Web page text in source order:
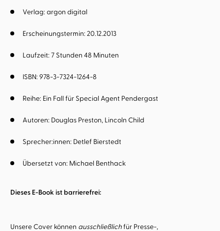
Verlag: argon digital
Übersetzt von: Michael Benthack
Erscheinungstermin: 20.12.2013
Laufzeit: 7 Stunden 48 Minuten
ISBN: 978-3-7324-1264-8
Reihe: Ein Fall für Special Agent Pendergast
Autoren: Douglas Preston Lincoln Child
Sprecher:innen: Detlef Bierstedt
Dieses E-Book ist barrierefrei:
Unsere Cover können ausschließlichfür Presse-,